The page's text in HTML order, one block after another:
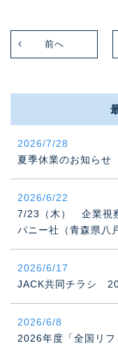
前へ
2026/7/28
夏季休業のお知らせ
2026/6/22
7/23（木） 企業視
パニー社（青森県八
2026/6/17
JACK共同チラシ
2026/6/8
2026年度「全国リ